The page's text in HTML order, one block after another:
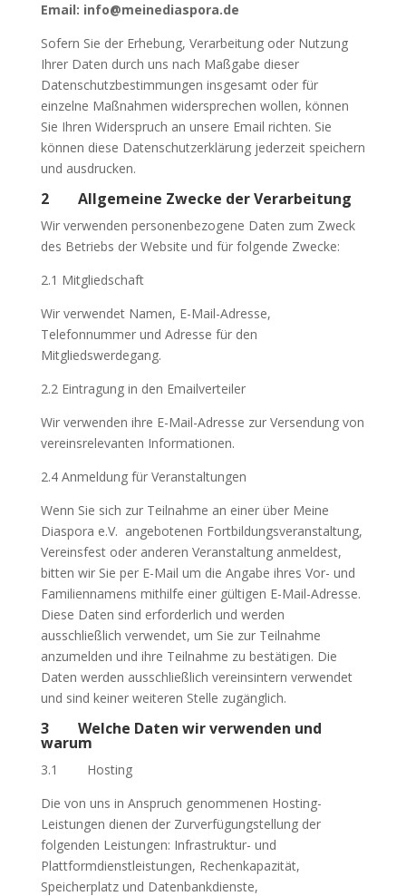
Email: info@meinediaspora.de
Sofern Sie der Erhebung, Verarbeitung oder Nutzung
Ihrer Daten durch uns nach Maßgabe dieser
Datenschutzbestimmungen insgesamt oder für
einzelne Maßnahmen widersprechen wollen, können
Sie Ihren Widerspruch an unsere Email richten. Sie
können diese Datenschutzerklärung jederzeit speichern
und ausdrucken.
2 Allgemeine Zwecke der Verarbeitung
Wir verwenden personenbezogene Daten zum Zweck
des Betriebs der Website und für folgende Zwecke:
2.1 Mitgliedschaft
Wir verwendet Namen, E-Mail-Adresse,
Telefonnummer und Adresse für den
Mitgliedswerdegang.
2.2 Eintragung in den Emailverteiler
Wir verwenden ihre E-Mail-Adresse zur Versendung von
vereinsrelevanten Informationen.
2.4 Anmeldung für Veranstaltungen
Wenn Sie sich zur Teilnahme an einer über Meine
Diaspora e.V. angebotenen Fortbildungsveranstaltung,
Vereinsfest oder anderen Veranstaltung anmeldest,
bitten wir Sie per E-Mail um die Angabe ihres Vor- und
Familiennamens mithilfe einer gültigen E-Mail-Adresse.
Diese Daten sind erforderlich und werden
ausschließlich verwendet, um Sie zur Teilnahme
anzumelden und ihre Teilnahme zu bestätigen. Die
Daten werden ausschließlich vereinsintern verwendet
und sind keiner weiteren Stelle zugänglich.
3 Welche Daten wir verwenden und
warum
3.1 Hosting
Die von uns in Anspruch genommenen Hosting-
Leistungen dienen der Zurverfügungstellung der
folgenden Leistungen: Infrastruktur- und
Plattformdienstleistungen, Rechenkapazität,
Speicherplatz und Datenbankdienste,